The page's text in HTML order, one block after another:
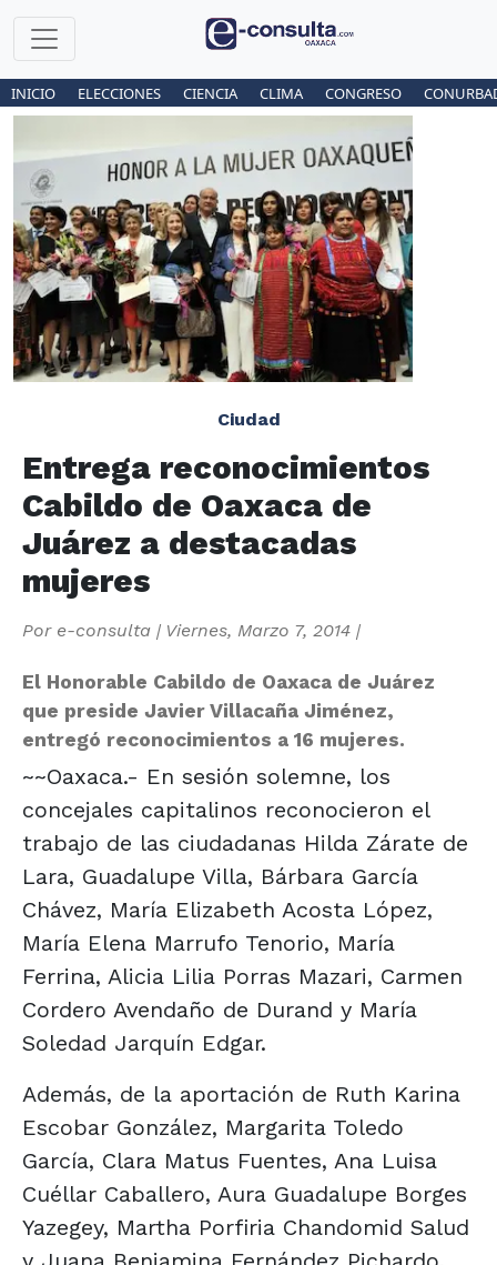
INICIO ELECCIONES CIENCIA CLIMA CONGRESO
Ciudad
Entrega reconocimientos
Cabildo de Oaxaca de
Juárez a destacadas
mujeres
Por e-consulta | Viernes, Marzo 7, 2014 |
El Honorable Cabildo de Oaxaca de Juárez
que preside Javier Villacaña Jiménez,
entregó reconocimientos a 16 mujeres.
~~Oaxaca.- En sesión solemne, los
concejales capitalinos reconocieron el
trabajo de las ciudadanas Hilda Zárate de
Lara, Guadalupe Villa, Bárbara García
Chávez, María Elizabeth Acosta López,
María Elena Marrufo Tenorio, María
Ferrina, Alicia Lilia Porras Mazari, Carmen
Cordero Avendaño de Durand y María
Soledad Jarquín Edgar.
Además, de la aportación de Ruth Karina
Escobar González, Margarita Toledo
García, Clara Matus Fuentes, Ana Luisa
Cuéllar Caballero, Aura Guadalupe Borges
Yazegey, Martha Porfiria Chandomid Salud